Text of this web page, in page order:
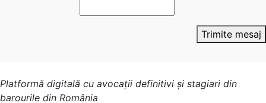
Trimite mesaj
Platformă digitală cu avocații definitivi și stagiari din
barourile din România